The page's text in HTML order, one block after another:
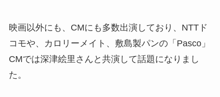
映画以外にも、CMにも多数出演しており、NTTド
コモや、カロリーメイト、敷島製パンの「Pasco」
CMでは深津絵里さんと共演して話題になりまし
た。